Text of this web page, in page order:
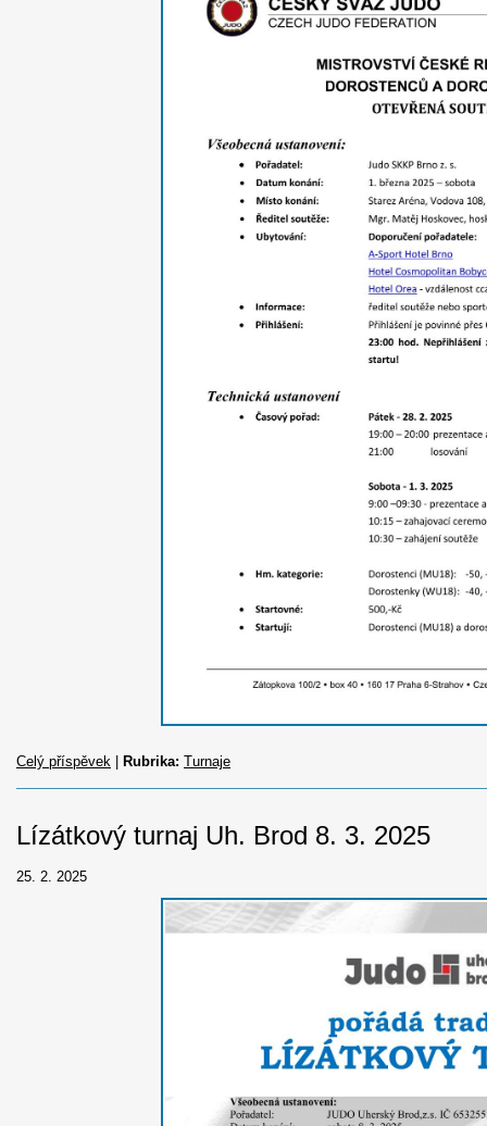
Celý příspěvek Rubrika: Turnaje
Lízátkový turnaj Uh. Brod 8. 3. 2025
25. 2. 2025